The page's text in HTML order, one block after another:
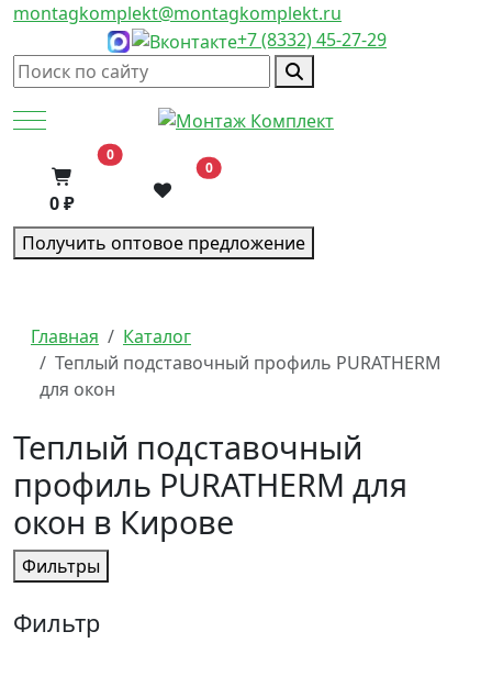
montagkomplekt@montagkomplekt.ru
+7 (8332) 45-27-29
Mobile Menu Toggle
0В корзину
0 ₽
0
Получить оптовое предложение
Главная
Каталог
Теплый подставочный профиль PURATHERM
для окон
Теплый подставочный
профиль PURATHERM для
окон в Кирове
Фильтры
Фильтр